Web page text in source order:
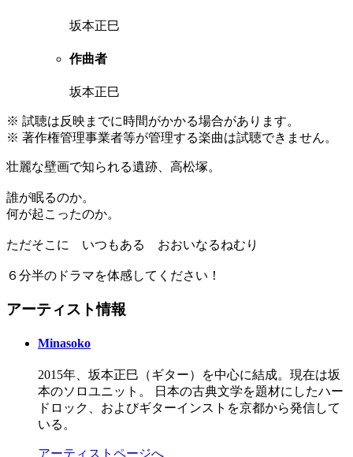
坂本正巳
作曲者
坂本正巳
※ 試聴は反映までに時間がかかる場合があります。
※ 著作権管理事業者等が管理する楽曲は試聴できません。
壮麗な壁画で知られる遺跡、高松塚。
誰が眠るのか。
何が起こったのか。
ただそこに いつもある おおいなるねむり
６分半のドラマを体感してください！
アーティスト情報
Minasoko
2015年、坂本正巳（ギター）を中心に結成。現在は坂
本のソロユニット。 日本の古典文学を題材にしたハー
ドロック、およびギターインストを京都から発信して
いる。
アーティストページへ